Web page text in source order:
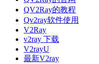
QV2Ray的教程
Qv2ray软件使用
V2Ray
v2ray 下载
V2rayU
最新V2ray